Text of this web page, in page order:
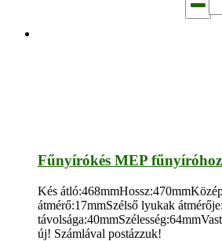
Fűnyírókés MEP
Kés
átmérő:17mmSzélső lyukak
új! Számlával postázzuk!